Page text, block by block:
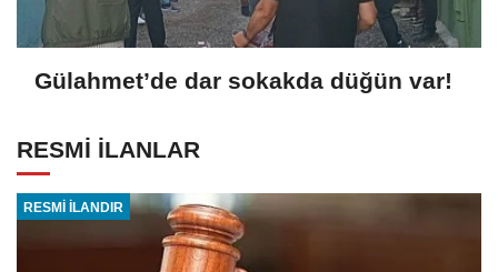
Gülahmet’de dar sokakda düğün var!
RESMİ İLANLAR
RESMİ İLANDIR